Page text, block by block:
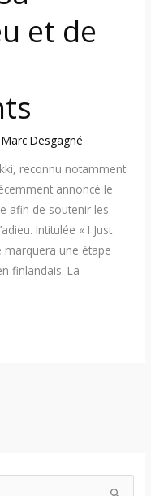
et de
Marc Desgagné
reconnu notamment
annoncé le
afin de soutenir les
Intitulée « I Just
marquera une étape
finlandais. La